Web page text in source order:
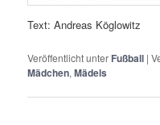
Text: Andreas Köglowitz
Veröffentlicht unter Fußball |
Mädchen,Mädels